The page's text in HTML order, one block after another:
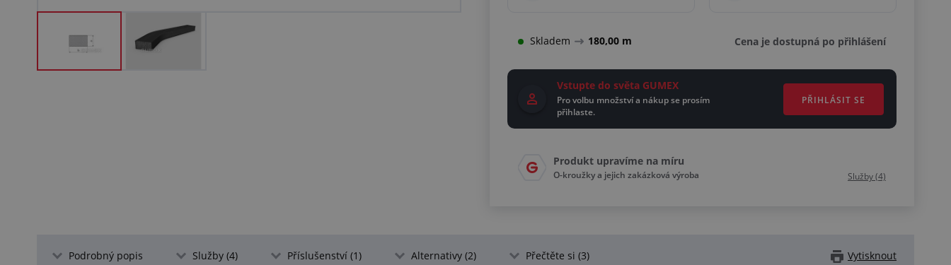
Skladem 180,00 m Cena je dostupná po přihlášení
Vstupte do světa GUMEX
Pro volbu množství a nákup se prosím
přihlaste.
PŘIHLÁSIT SE
Produkt upravíme na míru
O-kroužky a jejich zakázková výroba Služby (4)
Podrobný popis Služby (4) Příslušenství (1) Alternativy (2) Přečtěte si (3) Vytisknout